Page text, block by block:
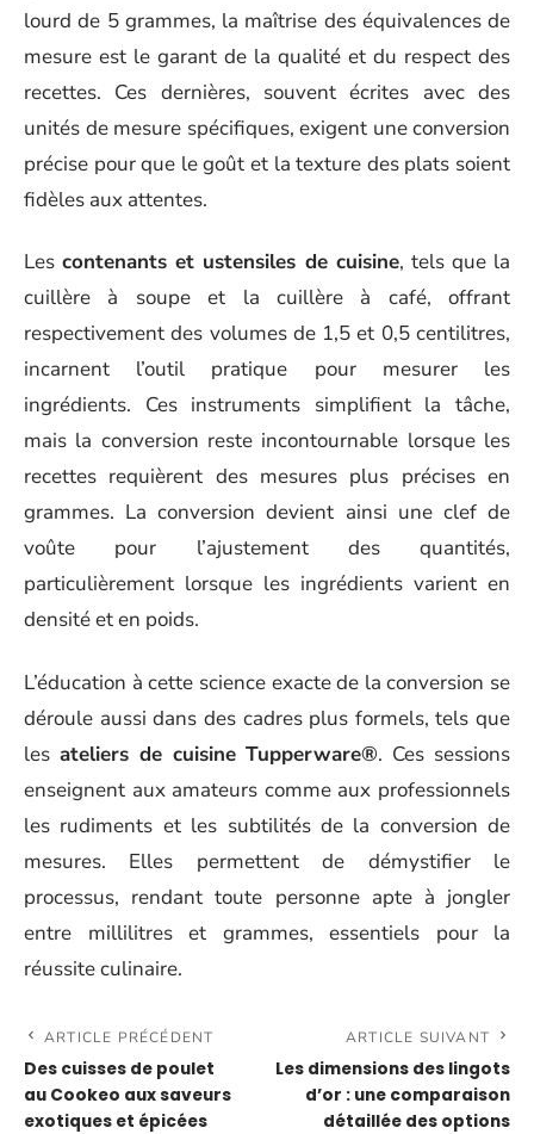
lourd de 5 grammes, la maîtrise des équivalences de
mesure est le garant de la qualité et du respect des
recettes. Ces dernières, souvent écrites avec des
unités de mesure spécifiques, exigent une conversion
précise pour que le goût et la texture des plats soient
fidèles aux attentes.
Lescontenants et ustensiles de cuisine, tels que la
cuillère à soupe et la cuillère à café, offrant
respectivement des volumes de 1,5 et 0,5 centilitres,
incarnent l’outil pratique pour mesurer les
ingrédients. Ces instruments simplifient la tâche,
mais la conversion reste incontournable lorsque les
recettes requièrent des mesures plus précises en
grammes. La conversion devient ainsi une clef de
voûte pour l’ajustement des quantités,
particulièrement lorsque les ingrédients varient en
densité et en poids.
L’éducation à cette science exacte de la conversion se
déroule aussi dans des cadres plus formels, tels que
les ateliers de cuisine Tupperware®. Ces sessions
enseignent aux amateurs comme aux professionnels
les rudiments et les subtilités de la conversion de
mesures. Elles permettent de démystifier le
processus, rendant toute personne apte à jongler
entre millilitres et grammes, essentiels pour la
réussite culinaire.
ARTICLE PRÉCÉDENT
Des cuisses de poulet
au Cookeo aux saveurs
exotiques et épicées
ARTICLE SUIVANT
Les dimensions des lingots
d’or : une comparaison
détaillée des options